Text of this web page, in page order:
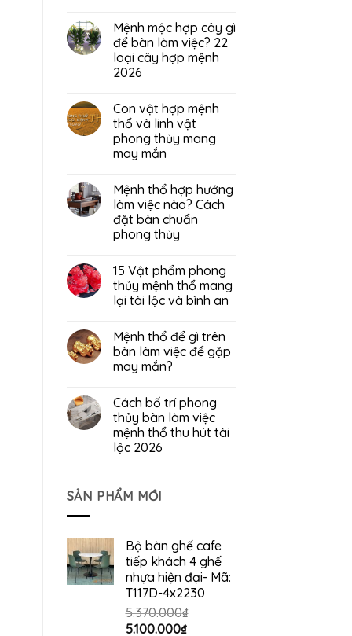
Mệnh mộc hợp cây gì
để bàn làm việc? 22
loại cây hợp mệnh
2026
Con vật hợp mệnh
thổ và linh vật
phong thủy mang
may mắn
Mệnh thổ hợp hướng
làm việc nào? Cách
đặt bàn chuẩn
phong thủy
15 Vật phẩm phong
thủy mệnh thổ mang
lại tài lộc và bình an
Mệnh thổ để gì trên
bàn làm việc để gặp
may mắn?
Cách bố trí phong
thủy bàn làm việc
mệnh thổ thu hút tài
lộc 2026
SẢN PHẨM MỚI
Bộ bàn ghế cafe
tiếp khách 4 ghế
nhựa hiện đại- Mã:
T117D-4x2230
5.370.000₫
Giá
5.100.000₫Giá